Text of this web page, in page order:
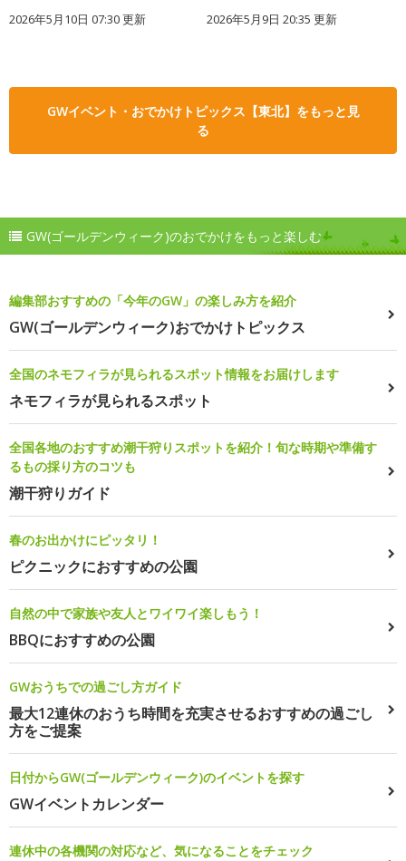
2026年5月10日 07:30 更新 2026年5月9日 20:35 更新
GWイベント・おでかけトピックス【東北】をもっと見
る
GW(ゴールデンウィーク)のおでかけをもっと楽しむ
編集部おすすめの「今年のGW」の楽しみ方を紹介
GW(ゴールデンウィーク)おでかけトピックス
全国のネモフィラが見られるスポット情報をお届けします
ネモフィラが見られるスポット
全国各地のおすすめ潮干狩りスポットを紹介！旬な時期や準備す
るもの採り方のコツも
潮干狩りガイド
春のお出かけにピッタリ！
ピクニックにおすすめの公園
自然の中で家族や友人とワイワイ楽しもう！
BBQにおすすめの公園
GWおうちでの過ごし方ガイド
最大12連休のおうち時間を充実させるおすすめの過ごし
方をご提案
日付からGW(ゴールデンウィーク)のイベントを探す
GWイベントカレンダー
連休中の各機関の対応など、気になることをチェック